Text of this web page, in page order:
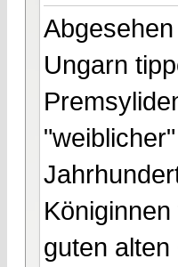
Ungarn
guten